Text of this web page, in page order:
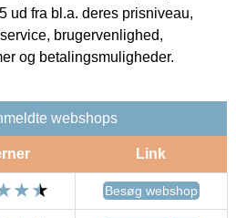
ud fra bl.a. deres prisniveau,
brugervenlighed,
og betalingsmuligheder.
webshops
Link
Besøg webshop